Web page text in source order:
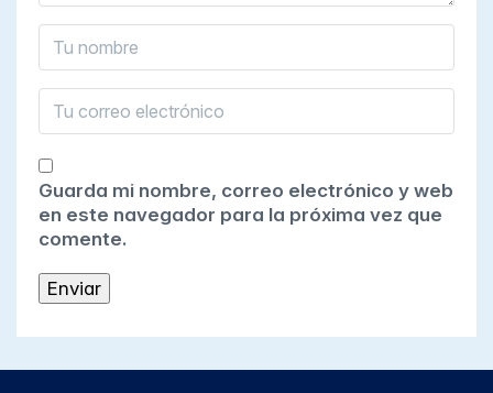
Guarda mi nombre, correo electrónico y web
en este navegador para la próxima vez que
comente.